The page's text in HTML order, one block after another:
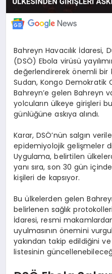
Bahreyn Havacılık İdaresi,
(DSÖ) Ebola virüsü
değerlendirerek önemli bir
Sudan, Kongo Demokratik
Bahreyn’e gelen Bahreyn
yolcuların ülkeye girişleri
günlüğüne askıya alındı.
Karar, DSÖ’nün salgın
epidemiyolojik gelişmeler
Uygulama, belirtilen
yanı sıra, son 30 gün
kişileri de kapsıyor.
Bu ülkelerden gelen
belirlenen sağlık
İdaresi, resmi
uyulmasının önemini
yakından takip edildiğini
listesinin